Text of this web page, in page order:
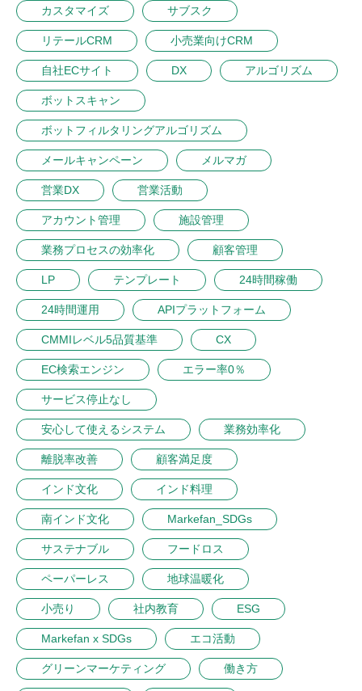
カスタマイズ サブスク
リテールCRM 小売業向けCRM
自社ECサイト DX アルゴリズム
ボットスキャン
ボットフィルタリングアルゴリズム
メールキャンペーン メルマガ
営業DX 営業活動
アカウント管理 施設管理
業務プロセスの効率化 顧客管理
LP テンプレート 24時間稼働
24時間運用 APIプラットフォーム
CMMIレベル5品質基準 CX
EC検索エンジン エラー率0％
サービス停止なし
安心して使えるシステム 業務効率化
離脱率改善 顧客満足度
インド文化 インド料理
南インド文化 Markefan_SDGs
サステナブル フードロス
ペーパーレス 地球温暖化
小売り 社内教育 ESG
Markefan x SDGs エコ活動
グリーンマーケティング 働き方